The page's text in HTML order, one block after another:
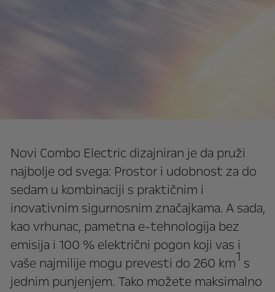
Novi Combo Electric dizajniran je da pruži
najbolje od svega: Prostor i udobnost za do
sedam u kombinaciji s praktičnim i
inovativnim sigurnosnim značajkama. A sada,
kao vrhunac, pametna e-tehnologija bez
emisija i 100 % električni pogon koji vas i
vaše najmilije mogu prevesti do 260 km1 s
jednim punjenjem. Tako možete maksimalno